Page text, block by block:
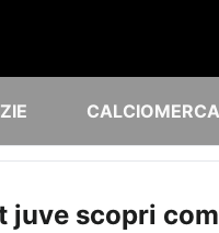
juve scopri